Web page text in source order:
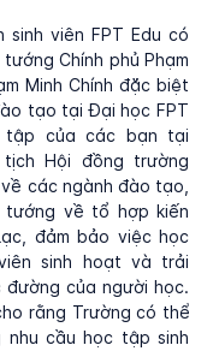
sinh viên FPT Edu có
Chính phủ Phạm
Minh Chính đặc biệt
tạo tại Đại học FPT
tập của các bạn tại
tịch Hội đồng trường
các ngành đào tạo,
về tổ hợp kiến
đảm bảo việc học
sinh hoạt và trải
đường của người học.
rằng Trường có thể
nhu cầu học tập sinh